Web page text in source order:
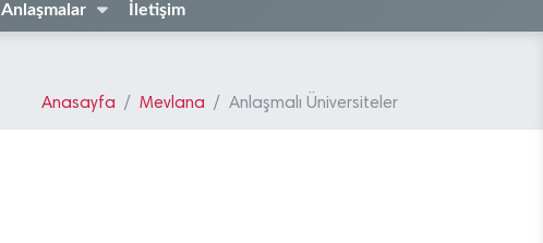
Anlaşmalar İletişim
Anasayfa Mevlana Anlaşmalı Üniversiteler